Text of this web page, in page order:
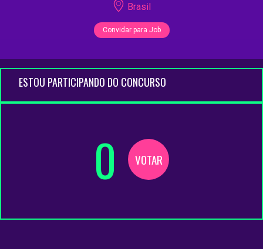
Brasil
Convidar para Job
ESTOU PARTICIPANDO DO CONCURSO
0 VOTAR